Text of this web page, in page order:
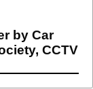
by Car
CCTV